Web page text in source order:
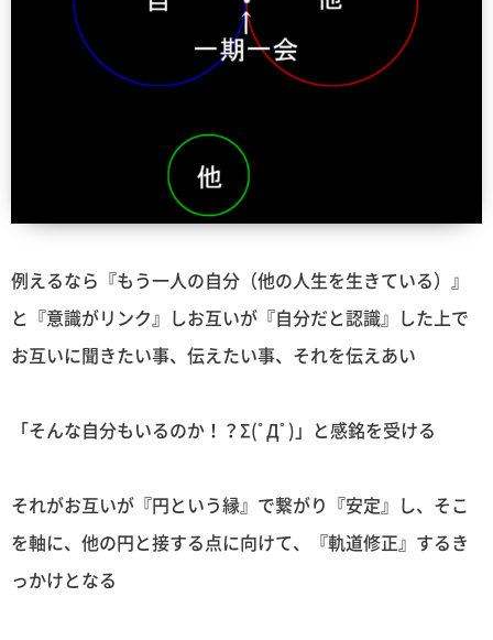
例えるなら『もう一人の自分（他の人生を生きている）』
と『意識がリンク』しお互いが『自分だと認識』した上で
お互いに聞きたい事、伝えたい事、それを伝えあい
「そんな自分もいるのか！？Σ(ﾟДﾟ)」と感銘を受ける
それがお互いが『円という縁』で繋がり『安定』し、そこ
を軸に、他の円と接する点に向けて、『軌道修正』するき
っかけとなる